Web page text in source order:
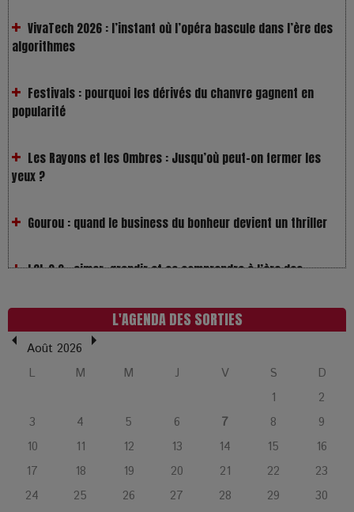
Festivals : pourquoi les dérivés du chanvre gagnent en
Les Rayons et les Ombres : Jusqu’où peut-on fermer les
Gourou : quand le business du bonheur devient un thriller
LOL 2.0 : aimer, grandir et se comprendre à l’ère des
humaine
L’or blanc à la croisée des chemins : Rumilly interroge
l’avenir de la montagne française
La Femme de Ménage : Plongez dans le thriller
des silences
L'AGENDA DES SORTIES
Août 2026
L
M M J V S
D
1
2
3
4 5 6 7 8
9
10
11 12 13 14 15
16
17
18 19 20 21 22
23
24
25 26 27 28 29
30